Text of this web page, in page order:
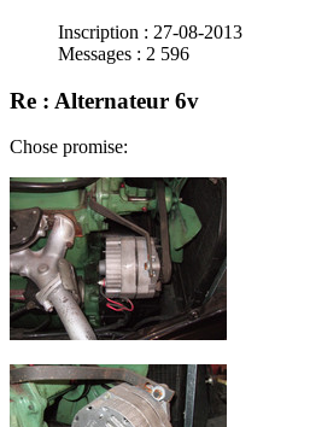
Inscription : 27-08-2013
Messages : 2 596
Re : Alternateur 6v
Chose promise: